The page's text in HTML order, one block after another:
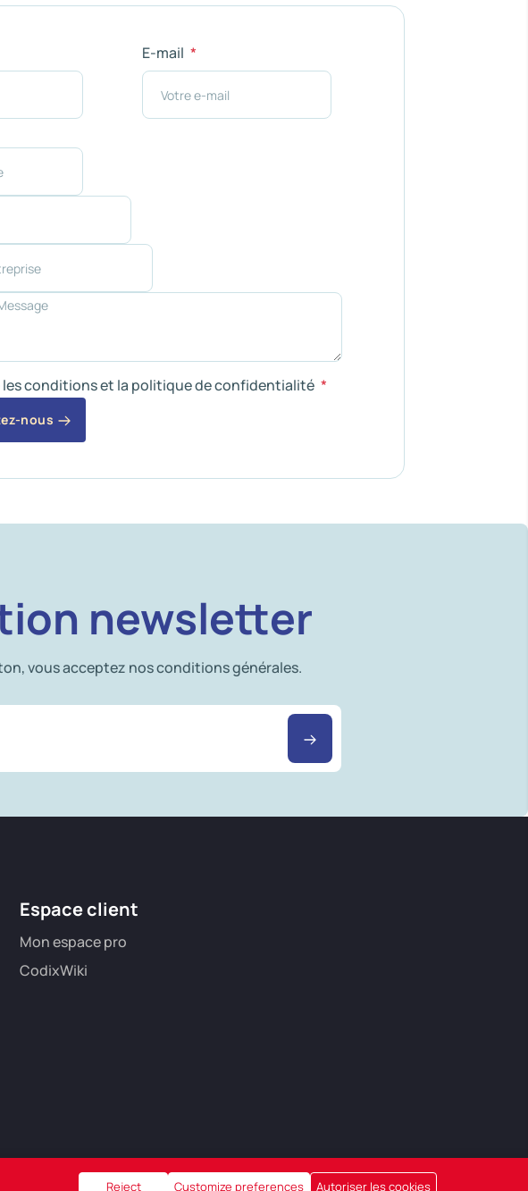
E-mail
conditions et la politique de confidentialité
nous
newsletter
vous acceptez nos conditions générales.
Espace client
Mon espace pro
CodixWiki
Reject Customize preferences Autoriser les cookies